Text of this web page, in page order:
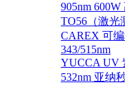
905nm
TO56（激光
CAREX 可
343/515nm
YUCCA UV
532nm 亚纳